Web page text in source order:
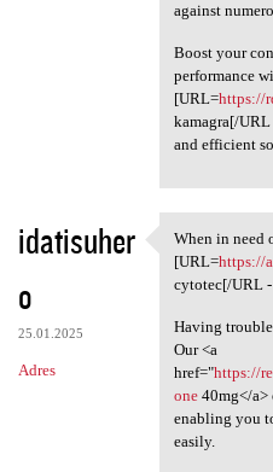
against
Boost your
performance
[URL=https://
kamagra[/
and efficient
idatisuher
o
25.01.2025
Adres
When in
When in need
[URL=https://
cytotec[/URL
Having
Our <a
href="https://
one40mg</a>
enabling you
easily.